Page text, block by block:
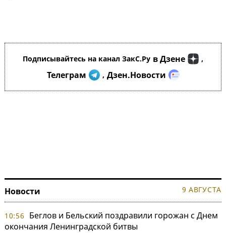
Подписывайтесь на канал ЗакС.Ру в Дзене ,
Телеграм , Дзен.Новости
Новости 9 АВГУСТА
10:56
Беглов и Бельский поздравили горожан с Днем
окончания Ленинградской битвы